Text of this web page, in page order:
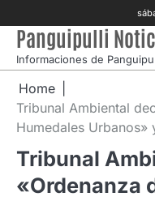
to
content
Panguipulli
Informaciones de
Home
Tribunal Ambiental
Humedales
Tribunal
«Ordenanza